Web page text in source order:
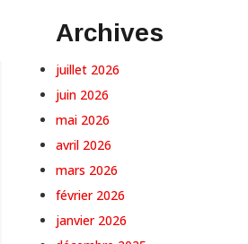
Archives
juillet 2026
juin 2026
mai 2026
avril 2026
mars 2026
février 2026
janvier 2026